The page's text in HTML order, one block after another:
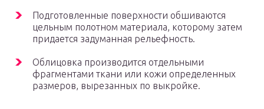
Подготовленные поверхности обшиваются
цельным полотном материала, которому затем
придается задуманная рельефность.
Облицовка производится отдельными
фрагментами ткани или кожи определенных
размеров, вырезанных по выкройке.